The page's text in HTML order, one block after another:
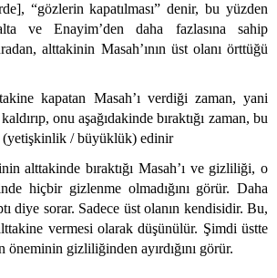
Zorundadır
Hayvanların Üzerinde Olacak
– 1
“gözlerin kapatılması” denir, bu yüzden
ve Enayim’den daha fazlasına sahip
alttakinin Masah’ının üst olanı örttüğü
kapatan Masah’ı verdiği zaman, yani
onu aşağıdakinde bıraktığı zaman, bu
(yetişkinlik / büyüklük) edinir
alttakinde bıraktığı Masah’ı ve gizliliği, o
hiçbir gizlenme olmadığını görür. Daha
diye sorar. Sadece üst olanın kendisidir. Bu,
vermesi olarak düşünülür. Şimdi üstte
öneminin gizliliğinden ayırdığını görür.